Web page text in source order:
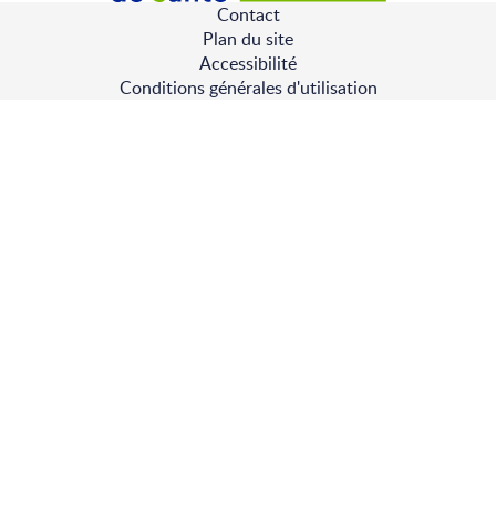
Contact
Plan du site
Accessibilité
Conditions générales d'utilisation